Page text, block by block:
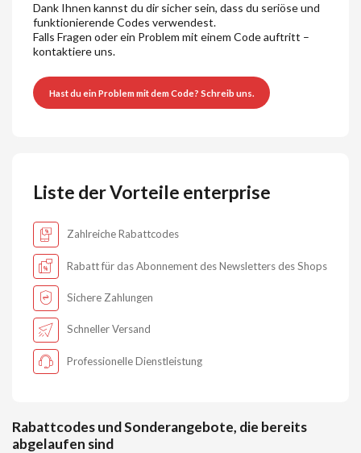
Dank Ihnen kannst du dir sicher sein, dass du seriöse und
funktionierende Codes verwendest.
Falls Fragen oder ein Problem mit einem Code auftritt –
kontaktiere uns.
Hast du ein Problem mit dem Code? Schreib uns.
Liste der Vorteile enterprise
Zahlreiche Rabattcodes
Rabatt für das Abonnement des Newsletters des Shops
Sichere Zahlungen
Schneller Versand
Professionelle Dienstleistung
Rabattcodes und Sonderangebote, die bereits
abgelaufen sind